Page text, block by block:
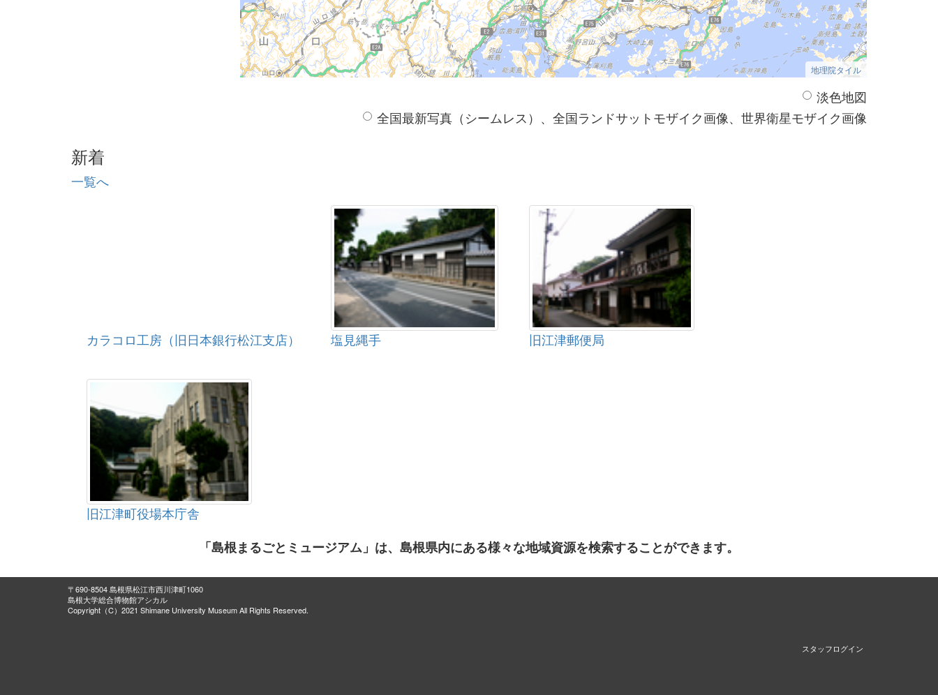
地理院タイル
淡色地図
全国最新写真（シームレス）、全国ランドサットモザイク画像、世界衛星モザイク画像
新着
一覧へ
カラコロ工房（旧日本銀行松江支店） 塩見縄手 旧江津郵便局
旧江津町役場本庁舎
「島根まるごとミュージアム」は、島根県内にある様々な地域資源を検索することができます。
〒690-8504 島根県松江市西川津町1060
島根大学総合博物館アシカル
Copyright（C）2021 Shimane University Museum All Rights Reserved.
スタッフログイン